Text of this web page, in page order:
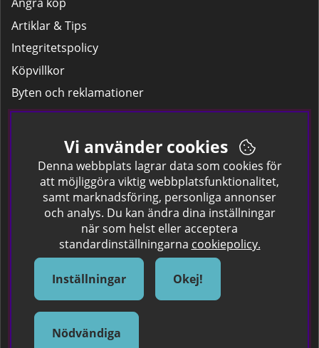
Artiklar & Tips
Integritetspolicy
Köpvillkor
Byten och reklamationer
Leverans
Hitta färgkoden på bilen.
Företagskund
Om oss
Om Spraycan
IKEA Färger
Sök Säkerhetsdatablad
Samarbete / Dyhrs Garage
Vi använder cookies
Denna webbplats lagrar data som cookies för
att möjliggöra viktig webbplatsfunktionalitet,
samt marknadsföring, personliga annonser
och analys. Du kan ändra dina inställningar
när som helst eller acceptera
standardinställningarna cookiepolicy.
Inställningar Okej!
Nödvändiga